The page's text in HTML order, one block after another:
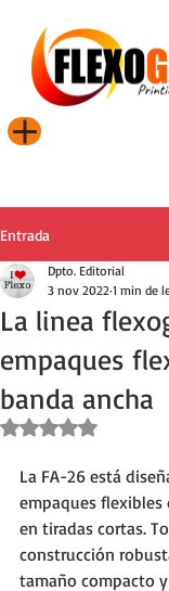
Entrada
La linea
empaques
banda ancha
Dpto. Editorial
3 nov 2022 1 min de
Obtuvo NaN de 5
La FA-26 está
empaques flexibles
en tiradas cortas.
construcción
tamaño compacto